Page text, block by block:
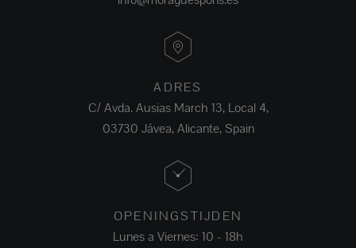
ADRES
C/ Avda. Ausias March 13, Local 4,
03730 Jávea, Alicante, Spain
OPENINGSTIJDEN
Lunes a Viernes: 10 - 18h